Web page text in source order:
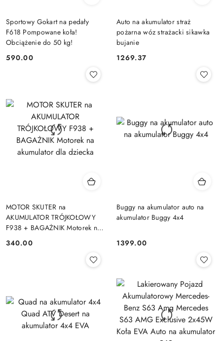
Sportowy Gokart na pedały
F618 Pompowane koła!
Obciążenie do 50 kg!
Cena:
590.00
Auto na akumulator straż
pożarna wóz strażacki sikawka
bujanie
Cena:
1269.37
MOTOR SKUTER na
AKUMULATOR TRÓJKOŁOWY
F938 + BAGAŻNIK Motorek na
akumulator dla dziecka
Cena:
340.00
Buggy na akumulator auto na
akumulator Buggy 4x4
Cena:
1399.00